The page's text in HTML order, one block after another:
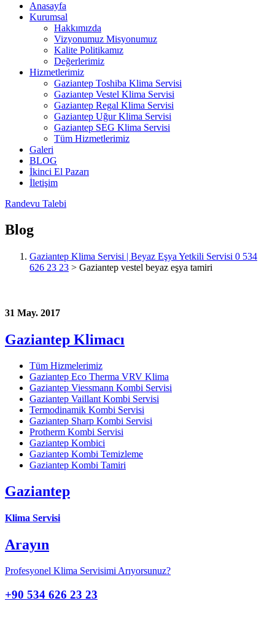
Anasayfa
Kurumsal
Hakkımızda
Vizyonumuz Misyonumuz
Kalite Politikamız
Değerlerimiz
Hizmetlerimiz
Gaziantep Toshiba Klima Servisi
Gaziantep Vestel Klima Servisi
Gaziantep Regal Klima Servisi
Gaziantep Uğur Klima Servisi
Gaziantep SEG Klima Servisi
Tüm Hizmetlerimiz
Galeri
BLOG
İkinci El Pazarı
İletişim
Randevu Talebi
Blog
Gaziantep Klima Servisi | Beyaz Eşya Yetkili Servisi 0 534
626 23 23 > Gaziantep vestel beyaz eşya tamiri
31 May. 2017
Gaziantep Klimacı
Tüm Hizmelerimiz
Gaziantep Eco Therma VRV Klima
Gaziantep Viessmann Kombi Servisi
Gaziantep Vaillant Kombi Servisi
Termodinamik Kombi Servisi
Gaziantep Sharp Kombi Servisi
Protherm Kombi Servisi
Gaziantep Kombici
Gaziantep Kombi Temizleme
Gaziantep Kombi Tamiri
Gaziantep
Klima Servisi
Arayın
Profesyonel Klima Servisimi Arıyorsunuz?
+90 534 626 23 23